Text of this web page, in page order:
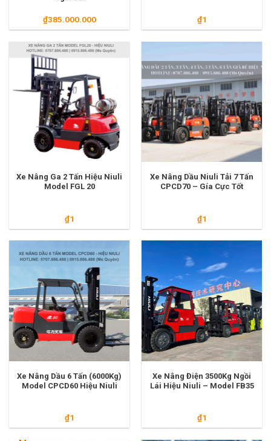
₫385.000.000 ₫1
Xe Nâng Ga 2 Tấn Hiệu Niuli
Model FGL 20
₫1
Xe Nâng Dầu Niuli Tải 7 Tấn
CPCD70 – Gía Cực Tốt
₫1
Xe Nâng Dầu 6 Tấn (6000Kg)
Model CPCD60 Hiệu Niuli
₫1
Xe Nâng Điện 3500Kg Ngồi
Lái Hiệu Niuli – Model FB35
₫1